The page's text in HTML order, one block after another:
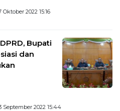
Oktober 2022 15:16
Bupati
dan
September 2022 15:44